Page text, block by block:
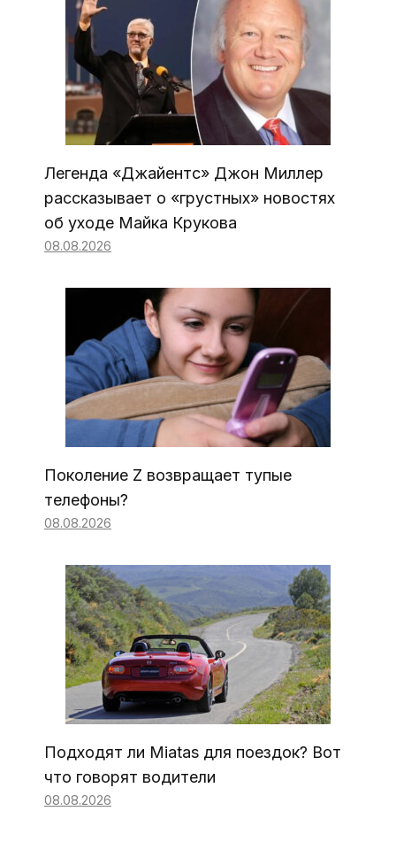
Легенда «Джайентс» Джон Миллер
рассказывает о «грустных» новостях
об уходе Майка Крукова
08.08.2026
Поколение Z возвращает тупые
телефоны?
08.08.2026
Подходят ли Miatas для поездок? Вот
что говорят водители
08.08.2026